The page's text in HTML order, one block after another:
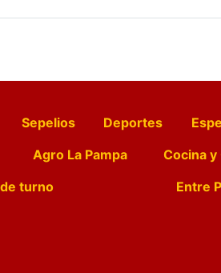
Sepelios Deportes
Agro La Pampa Cocina
turno
Entre